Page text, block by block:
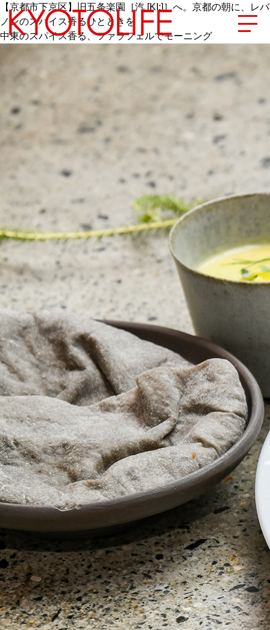
エリアから探す
地図から探す
カテゴリーから探す
SPECIAL
NEW OPEN
SERIES
CULTURE
ABOUT US
Instagram
チケットプレゼント応募
MAIN MENU
SERIES
カレーが好き
京都おやつクラブ
私と店のはなし
【京都市下京区】旧五条楽園［汽 [KI:]］へ。京都の朝に、レバ
ノンのスパイス香るひとときを
中東のスパイス香る、ファラフェルでモーニング